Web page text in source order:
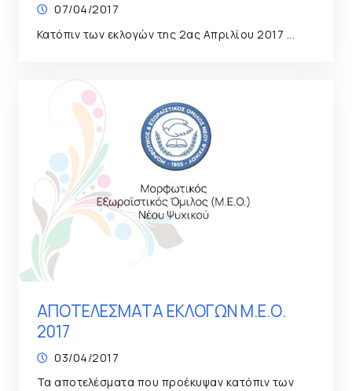
07/04/2017
Κατόπιν των εκλογών της 2ας Απριλίου 2017 ...
ΑΠΟΤΕΛΕΣΜΑΤΑ ΕΚΛΟΓΩΝ Μ.Ε.Ο.
2017
03/04/2017
Τα αποτελέσματα που προέκυψαν κατόπιν των